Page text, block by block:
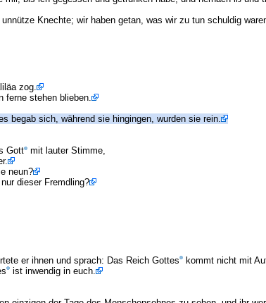
Knechte; wir haben getan, was wir zu tun schuldig
zog.
ferne stehen blieben.
begab sich, während sie hingingen, wurden sie rein.
Gott mit lauter Stimme,
neun?
dieser Fremdling?
er ihnen und sprach: Das Reich Gottes kommt nicht mit
ist inwendig in euch.